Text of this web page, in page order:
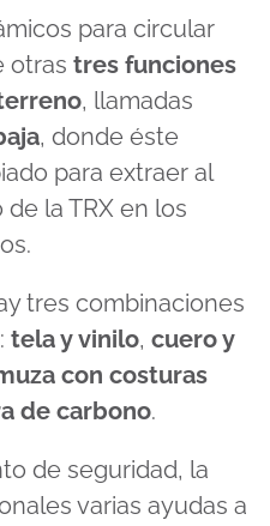
para circular
otras tres funciones
, llamadas
, donde éste
para extraer al
la TRX en los
tres combinaciones
tela y vinilo, cuero y
con costuras
de carbono.
de seguridad, la
varias ayudas a